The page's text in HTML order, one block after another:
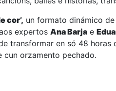
cor’, un formato dinámico
expertos Ana Barja e
transformar en só 48 horas
cun orzamento pechado.